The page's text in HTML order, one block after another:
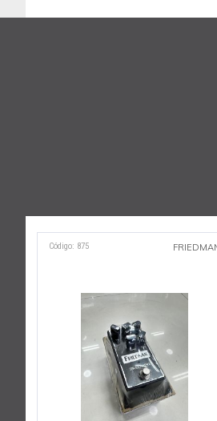
Código: 875